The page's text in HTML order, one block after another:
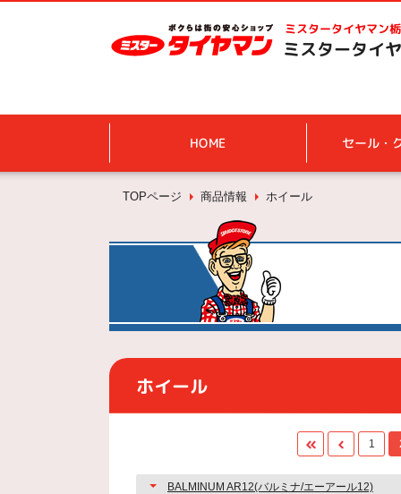
ミスタータイヤマン
ミスタータイ
HOME セール・
TOPページ 商品情報 ホイール
ホイール
1
BALMINUM AR12(バルミナ/エーアール12)